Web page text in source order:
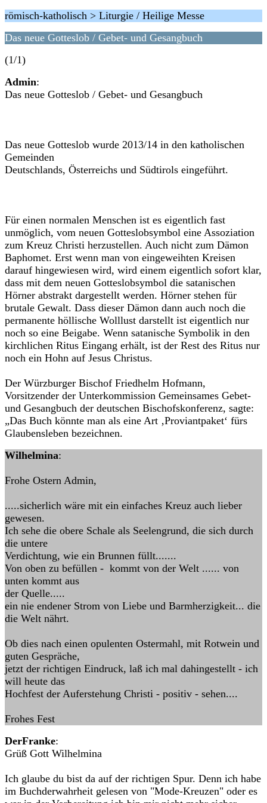
römisch-katholisch > Liturgie / Heilige Messe
Das neue Gotteslob / Gebet- und Gesangbuch
(1/1)
Admin:
Das neue Gotteslob / Gebet- und Gesangbuch
Das neue Gotteslob wurde 2013/14 in den katholischen
Gemeinden
Deutschlands, Österreichs und Südtirols eingeführt.
Für einen normalen Menschen ist es eigentlich fast
unmöglich, vom neuen Gotteslobsymbol eine Assoziation
zum Kreuz Christi herzustellen. Auch nicht zum Dämon
Baphomet. Erst wenn man von eingeweihten Kreisen
darauf hingewiesen wird, wird einem eigentlich sofort klar,
dass mit dem neuen Gotteslobsymbol die satanischen
Hörner abstrakt dargestellt werden. Hörner stehen für
brutale Gewalt. Dass dieser Dämon dann auch noch die
permanente höllische Wolllust darstellt ist eigentlich nur
noch so eine Beigabe. Wenn satanische Symbolik in den
kirchlichen Ritus Eingang erhält, ist der Rest des Ritus nur
noch ein Hohn auf Jesus Christus.
Der Würzburger Bischof Friedhelm Hofmann,
Vorsitzender der Unterkommission Gemeinsames Gebet-
und Gesangbuch der deutschen Bischofskonferenz, sagte:
„Das Buch könnte man als eine Art ‚Proviantpaket‘ fürs
Glaubensleben bezeichnen.
Wilhelmina:
Frohe Ostern Admin,
.....sicherlich wäre mit ein einfaches Kreuz auch lieber
gewesen.
Ich sehe die obere Schale als Seelengrund, die sich durch
die untere
Verdichtung, wie ein Brunnen füllt.......
Von oben zu befüllen - kommt von der Welt ...... von
unten kommt aus
der Quelle.....
ein nie endener Strom von Liebe und Barmherzigkeit... die
die Welt nährt.
Ob dies nach einen opulenten Ostermahl, mit Rotwein und
guten Gespräche,
jetzt der richtigen Eindruck, laß ich mal dahingestellt - ich
will heute das
Hochfest der Auferstehung Christi - positiv - sehen....
Frohes Fest
DerFranke:
Grüß Gott Wilhelmina
Ich glaube du bist da auf der richtigen Spur. Denn ich habe
im Buchderwahrheit gelesen von "Mode-Kreuzen" oder es